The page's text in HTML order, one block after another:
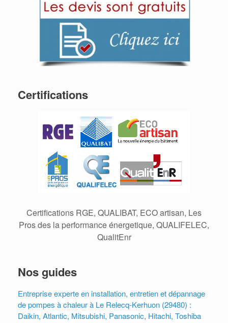
Certifications
Certifications RGE, QUALIBAT, ECO artisan, Les
Pros des la performance énergetique, QUALIFELEC,
QualitEnr
Nos guides
Entreprise experte en installation, entretien et dépannage
de pompes à chaleur à Le Relecq-Kerhuon (29480) :
Daikin, Atlantic, Mitsubishi, Panasonic, Hitachi, Toshiba